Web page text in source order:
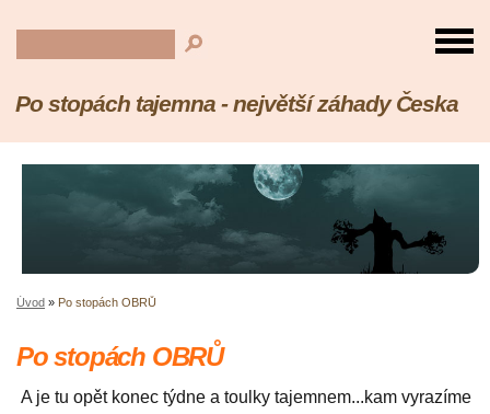
Po stopách tajemna - největší záhady Česka
Úvod » Po stopách OBRŮ
Po stopách OBRŮ
A je tu opět konec týdne a toulky tajemnem...kam vyrazíme